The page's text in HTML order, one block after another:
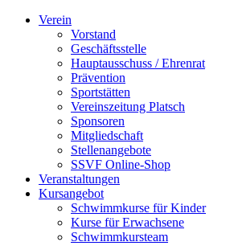
Zum
Verein
Vorstand
Geschäftsstelle
Hauptausschuss / Ehrenrat
Prävention
Sportstätten
Vereinszeitung Platsch
Sponsoren
Mitgliedschaft
Stellenangebote
SSVF Online-Shop
Veranstaltungen
Kursangebot
Schwimmkurse für Kinder
Kurse für Erwachsene
Schwimmkursteam